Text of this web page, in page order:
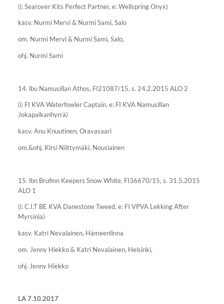
(i: Searover Kits Perfect Partner, e: Wellspring Onyx)
kasv. Nurmi Mervi & Nurmi Sami, Salo
om. Nurmi Mervi & Nurmi Sami, Salo,
ohj. Nurmi Sami
14. lbu Namusillan Athos, FI21087/15, s. 24.2.2015 ALO 2
(i: FI KVA Waterfowler Captain, e: FI KVA Namusillan
Jokapaikanhyrrä)
kasv. Anu Knuutinen, Oravasaari
om.&ohj. Kirsi Niittymäki, Nousiainen
15. lbn Brufinn Keepers Snow White, FI36670/15, s. 31.5.2015
ALO 1
(i: C.I.T BE KVA Danestone Tweed, e: FI VPVA Lekking After
Myrsinia)
kasv. Katri Nevalainen, Hämeenlinna
om. Jenny Hiekko & Katri Nevalainen, Helsinki,
ohj. Jenny Hiekko
LA 7.10.2017